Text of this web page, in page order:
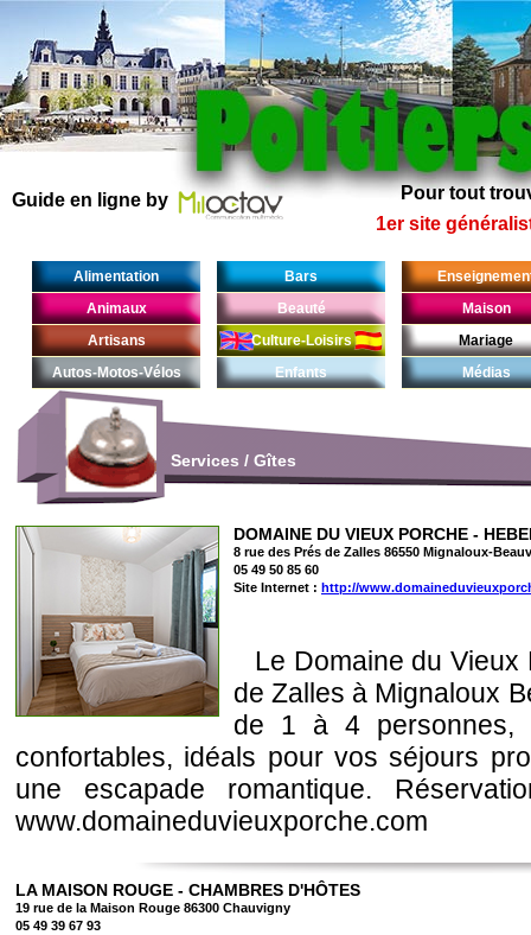
Pour tout
1er site
Guide en ligne by
Alimentation
Animaux
Artisans
Autos-Motos-Vélos
Bars
Beauté
Culture-Loisirs
Enfants
Maison
Mariage
Médias
Services / Gîtes
DOMAINE DU VIEUX PORCHE -
8 rue des Prés de Zalles 86550 Mignaloux-
05 49 50 85 60
Site Internet : http://
Le Domaine du
de Zalles à Mignaloux
de 1 à 4 personnes,
confortables, idéals pour vos séjours
une escapade romantique.
www.domaineduvieuxporche.com
LA MAISON ROUGE - CHAMBRES D'HÔTES
19 rue de la Maison Rouge 86300 Chauvigny
05 49 39 67 93